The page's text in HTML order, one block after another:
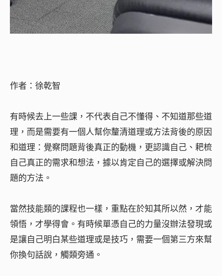
作者：徐乾智
有時候去上一些課，不代表自己不懂得、不知道那些道
理，而是需要有一個人幫你釐清道理或方法背後的原因
和道理：覺察問題背後真正的動機，更認識自己、耙梳
自己真正的需求和想法，據以肯定自己的選擇或解決問
題的方法。
當然技能類的課程也一樣，重點在於知其所以然，才能
領悟，才學得會。有時候單憑自己的力量沒辦法發現或
是讓自己明白某些道理或是技巧，需要一個第三方來幫
你換句話說，觸類旁通。